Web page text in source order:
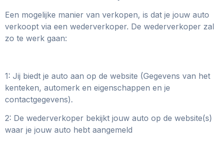
Een mogelijke manier van verkopen, is dat je jouw auto
verkoopt via een wederverkoper. De wederverkoper zal
zo te werk gaan:
1: Jij biedt je auto aan op de website (Gegevens van het
kenteken, automerk en eigenschappen en je
contactgegevens).
2: De wederverkoper bekijkt jouw auto op de website(s)
waar je jouw auto hebt aangemeld